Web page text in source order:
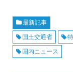
最新記事
国土交通省
国内ニュース